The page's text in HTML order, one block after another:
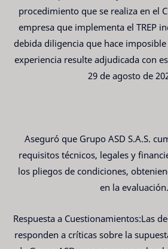
procedimiento que se realiza en el
empresa que implementa el TREP
debida diligencia que hace
experiencia resulte adjudicada con
29 de agosto de
Aseguró que Grupo ASD S.A.S.
requisitos técnicos, legales y
los pliegos de condiciones,
en la evaluación.
Respuesta a Cuestionamientos:Las
responden a críticas sobre la